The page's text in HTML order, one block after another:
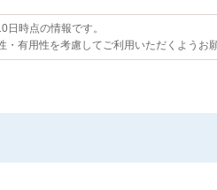
日時点の情報です。
・有用性を考慮してご利用いただくようお